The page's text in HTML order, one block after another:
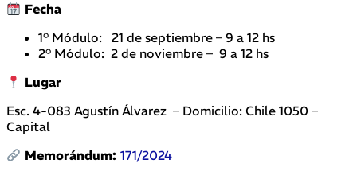
Fecha
1° Módulo: 21 de septiembre – 9 a 12 hs
2° Módulo: 2 de noviembre – 9 a 12 hs
Lugar
Esc. 4-083 Agustín Álvarez – Domicilio: Chile 1050 –
Capital
Memorándum:171/2024